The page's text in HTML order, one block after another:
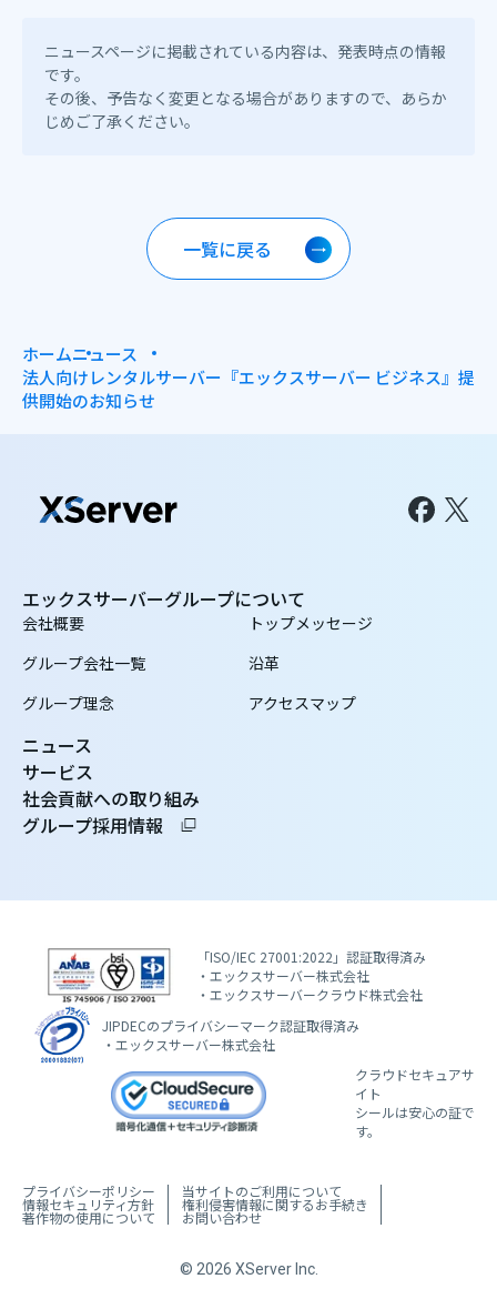
ニュースページに掲載されている内容は、発表時点の情報
です。
その後、予告なく変更となる場合がありますので、あらか
じめご了承ください。
一覧に戻る
ホームニュース
法人向けレンタルサーバー『エックスサーバー ビジネス』提
供開始のお知らせ
エックスサーバーグループについて
会社概要
グループ会社一覧
グループ理念
トップメッセージ
沿革
アクセスマップ
ニュース
サービス
社会貢献への取り組み
グループ採用情報
「ISO/IEC 27001:2022」認証取得済み
・エックスサーバー株式会社
・エックスサーバークラウド株式会社
JIPDECのプライバシーマーク認証取得済み
・エックスサーバー株式会社
クラウドセキュアサ
イト
シールは安心の証で
す。
プライバシーポリシー
情報セキュリティ方針
著作物の使用について
当サイトのご利用について
権利侵害情報に関するお手続き
お問い合わせ
© 2026 XServer Inc.